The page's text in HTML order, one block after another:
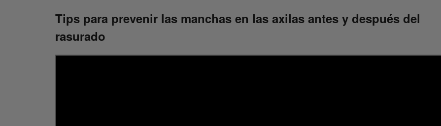
Tips para prevenir las manchas en las axilas antes y después del
rasurado